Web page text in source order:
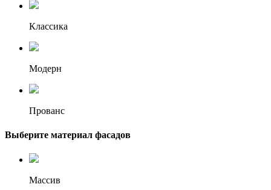
Классика
Модерн
Прованс
Выберите материал фасадов
Массив